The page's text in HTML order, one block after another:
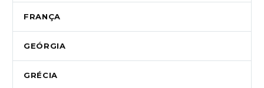
FRANÇA
GEÓRGIA
GRÉCIA